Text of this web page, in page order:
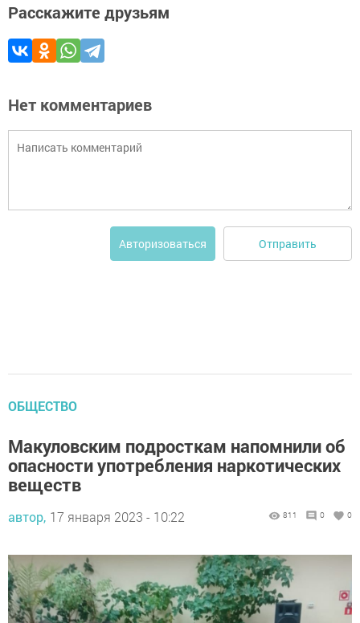
Расскажите друзьям
Нет комментариев
Авторизоваться Отправить
ОБЩЕСТВО
Макуловским подросткам напомнили об
опасности употребления наркотических
веществ
автор, 17 января 2023 - 10:22 811 0 0